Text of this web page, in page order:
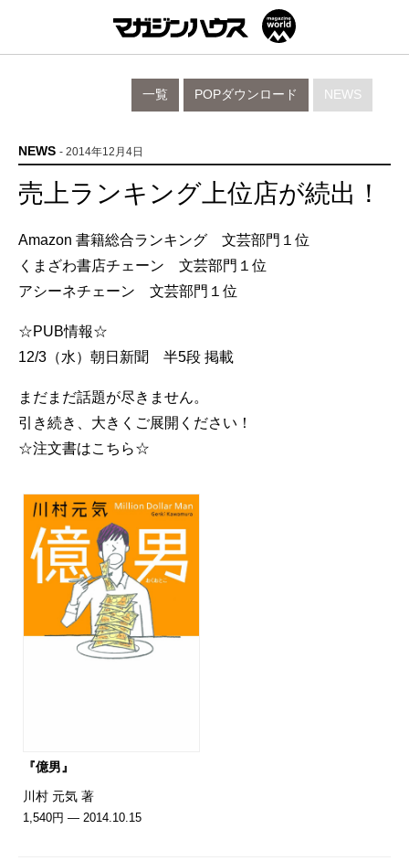
NEWS
POPダウンロード
一覧
NEWS - 2014年12月4日
売上ランキング上位店が続出！
Amazon 書籍総合ランキング 文芸部門１位
くまざわ書店チェーン 文芸部門１位
アシーネチェーン 文芸部門１位
☆PUB情報☆
12/3（水）朝日新聞 半5段 掲載
まだまだ話題が尽きません。
引き続き、大きくご展開ください！
☆注文書はこちら☆
『億男』
川村 元気 著
1,540円 — 2014.10.15